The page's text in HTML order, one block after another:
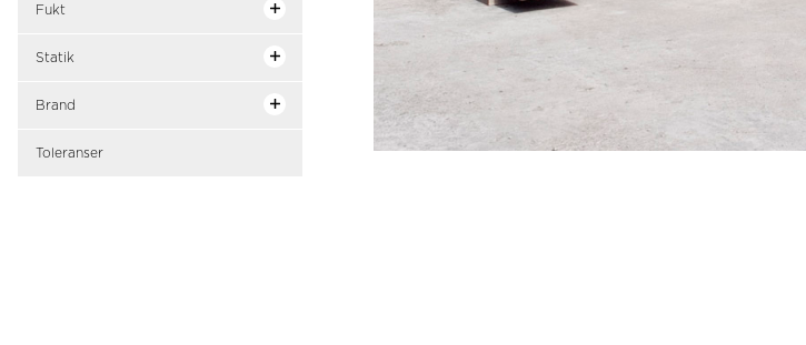
Fukt
Statik
Brand
Toleranser